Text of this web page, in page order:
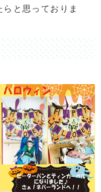
と思っておりま